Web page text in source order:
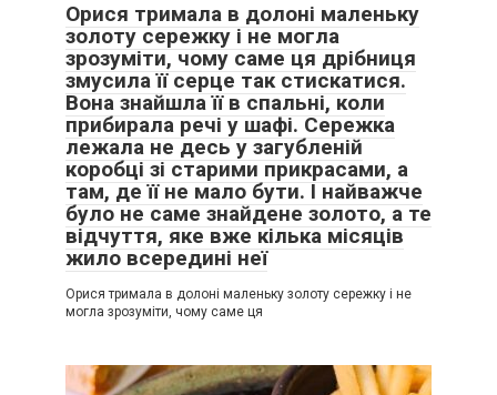
Орися тримала в долоні маленьку
золоту сережку і не могла
зрозуміти, чому саме ця дрібниця
змусила її серце так стискатися.
Вона знайшла її в спальні, коли
прибирала речі у шафі. Сережка
лежала не десь у загубленій
коробці зі старими прикрасами, а
там, де її не мало бути. І найважче
було не саме знайдене золото, а те
відчуття, яке вже кілька місяців
жило всередині неї
Орися тримала в долоні маленьку золоту сережку і не
могла зрозуміти, чому саме ця